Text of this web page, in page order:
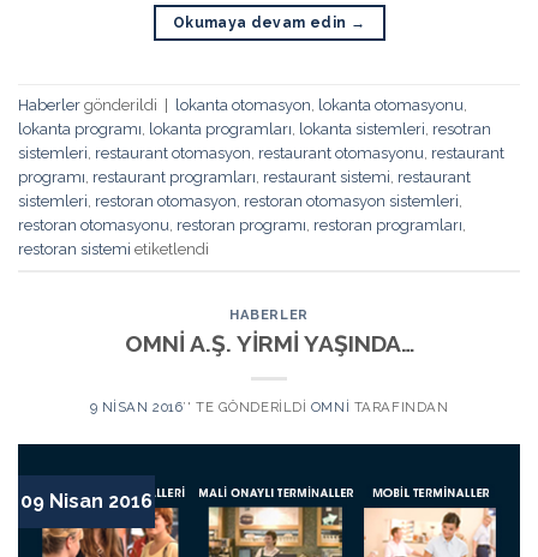
Okumaya devam edin →
Haberler gönderildi lokanta otomasyon lokanta otomasyonu
lokanta programı
lokanta programları lokanta sistemleri resotran
sistemleri restaurant otomasyon restaurant otomasyonu restaurant
programı restaurant programları restaurant sistemi restaurant
sistemleri restoran otomasyon restoran otomasyon sistemleri
restoran otomasyonu restoran programı restoran programları
restoran sistemi etiketlendi
HABERLER
OMNİ A.Ş. YİRMİ YAŞINDA…
9 NISAN 2016’' TE GÖNDERILDI OMNI TARAFINDAN
09 Nisan 2016